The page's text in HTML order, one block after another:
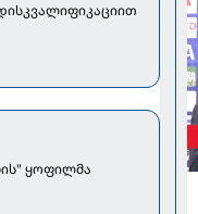
ყოფილმა